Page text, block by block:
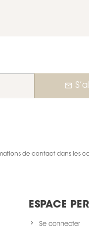
mail_outline
de contact dans les
ESPACE
Se connecter